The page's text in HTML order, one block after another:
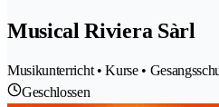
Musical Riviera Sàrl
Musikunterricht • Kurse •
Geschlossen